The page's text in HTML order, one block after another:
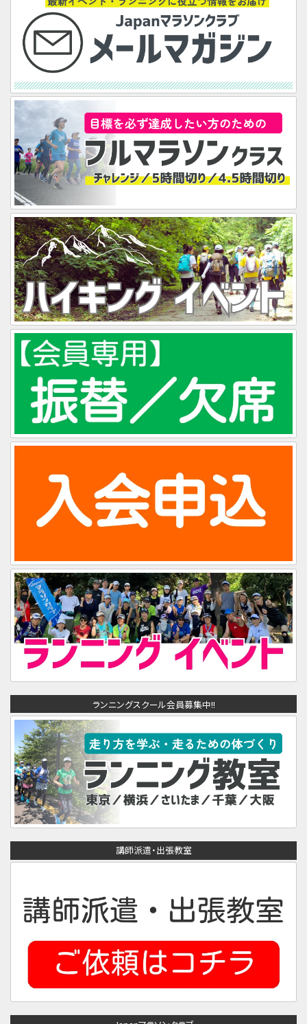
ランニングスクール会員募集中!!
講師派遣・出張教室